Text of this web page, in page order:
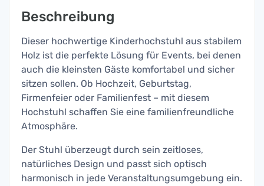
Beschreibung
Dieser hochwertige Kinderhochstuhl aus stabilem
Holz ist die perfekte Lösung für Events, bei denen
auch die kleinsten Gäste komfortabel und sicher
sitzen sollen. Ob Hochzeit, Geburtstag,
Firmenfeier oder Familienfest – mit diesem
Hochstuhl schaffen Sie eine familienfreundliche
Atmosphäre.
Der Stuhl überzeugt durch sein zeitloses,
natürliches Design und passt sich optisch
harmonisch in jede Veranstaltungsumgebung ein.